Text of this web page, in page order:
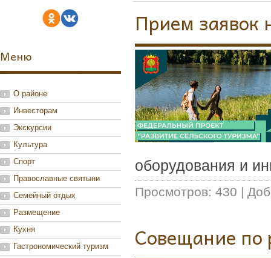
Меню
О районе
Инвесторам
Экскурсии
Культура
Спорт
Православные святыни
Семейный отдых
Размещение
Кухня
Гастрономический туризм
Прием заявок
оборудования и
Просмотров: 430 |
Cовещание по